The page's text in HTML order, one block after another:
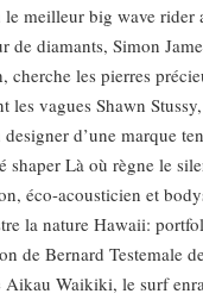
le meilleur big wave rider
de diamants, Simon
cherche les pierres
les vagues Shawn
designer d’une marque
shaper Là où règne le
éco-acousticien et
la nature Hawaii:
de Bernard Testemale
Aikau Waikiki, le surf